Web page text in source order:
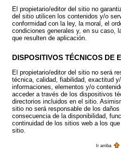
El propietario/editor del sitio no
del sitio utilicen los contenidos y/o
conformidad con la ley, la moral, el
condiciones generales y, en su caso,
que resulten de aplicación.
DISPOSITIVOS TÉCNICOS DE
El propietario/editor del sitio no será
técnica, calidad, fiabilidad, exactitud
informaciones, elementos y/o
acceder a través de los dispositivos
directorios incluidos en el sitio.
sitio no será responsable de los
consecuencia de la disponibilidad,
continuidad de los sitios web a los
sitio.
Ir arriba